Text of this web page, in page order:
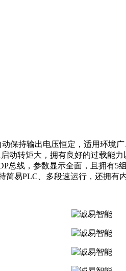
保持输出电压恒定，适用环境
动转矩大，拥有良好的过载能
总线，参数显示全面，且拥
易PLC、多段速运行，还拥有